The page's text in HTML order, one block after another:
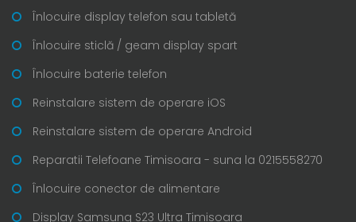
Înlocuire display telefon sau tabletă
Înlocuire sticlă / geam display spart
Înlocuire baterie telefon
Reinstalare sistem de operare iOS
Reinstalare sistem de operare Android
Reparatii Telefoane Timisoara - suna la 0215558270
Înlocuire conector de alimentare
Display Samsung S23 Ultra Timisoara